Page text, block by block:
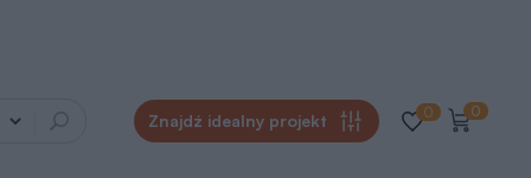
Znajdź idealny projekt 0 0